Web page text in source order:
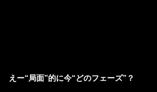
えー“局面”的に今“どのフェーズ”？